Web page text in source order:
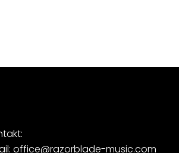
office@razorblade-music.com